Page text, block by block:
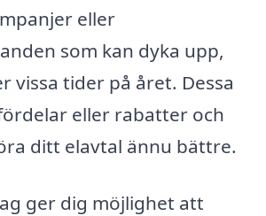
eller
som kan dyka upp,
vissa tider på året. Dessa
eller rabatter och
ditt elavtal ännu bättre.
ger dig möjlighet att